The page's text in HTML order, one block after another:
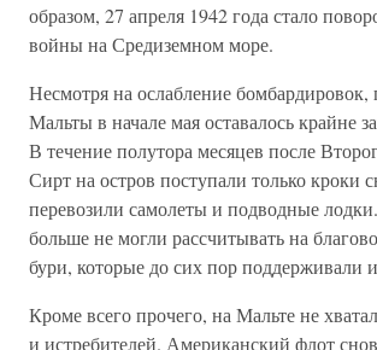
образом, 27 апреля 1942 года стало
войны на Средиземном море.
Несмотря на ослабление
Мальты в начале мая оставалось крайне
В течение полутора месяцев после
Сирт на остров поступали только кроки
перевозили самолеты и подводные
больше не могли рассчитывать на
бури, которые до сих пор поддерживали
Кроме всего прочего, на Мальте не
и истребителей. Американский флот